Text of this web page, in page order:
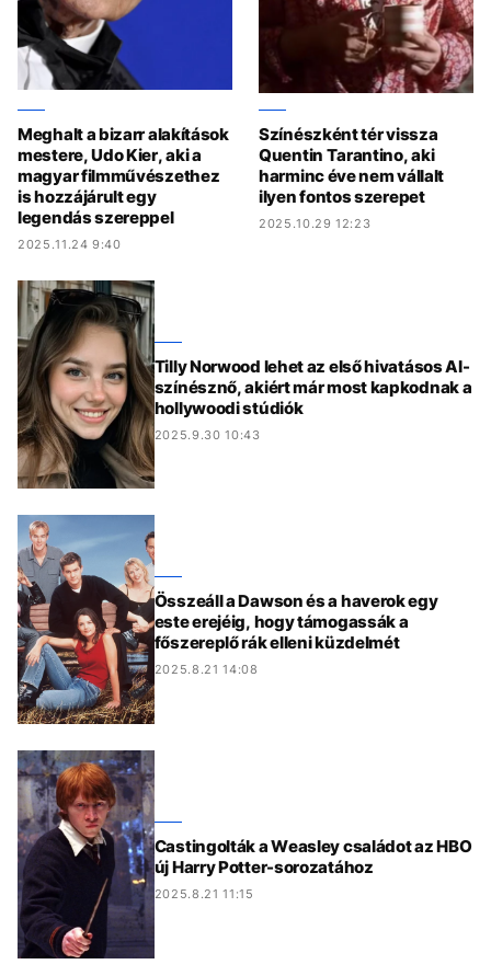
Meghalt a bizarr alakítások
mestere, Udo Kier, aki a
magyar filmművészethez
is hozzájárult egy
legendás szereppel
2025.11.24 9:40
Színészként tér vissza
Quentin Tarantino, aki
harminc éve nem vállalt
ilyen fontos szerepet
2025.10.29 12:23
Tilly Norwood lehet az első hivatásos AI-
színésznő, akiért már most kapkodnak a
hollywoodi stúdiók
2025.9.30 10:43
Összeáll a Dawson és a haverok egy
este erejéig, hogy támogassák a
főszereplő rák elleni küzdelmét
2025.8.21 14:08
Castingolták a Weasley családot az HBO
új Harry Potter-sorozatához
2025.8.21 11:15